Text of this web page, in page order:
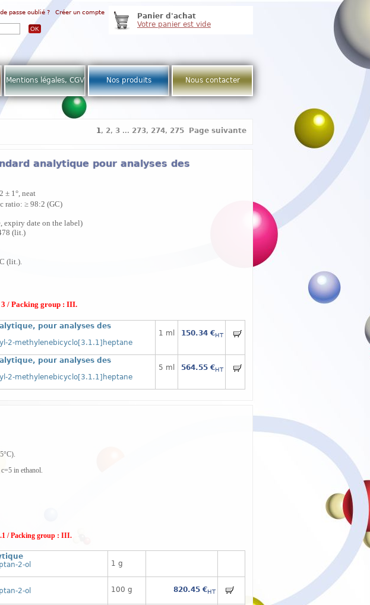
passe oublié ? Créer un compte
Panier d'achat
Votre panier est vide
Mentions légales, CGV Nos produits Nous contacter
1 , 2, 3 ... 273, 274, 275 Page suivante
analytique pour analyses des
± 1°, neat
ratio: ≥ 98:2 (GC)
date on the label)
(lit.)
(lit.).
3 / Packing group : III.
pour analyses des
2-methylenebicyclo[3.1.1]heptane
1 ml 150.34 €HT
pour analyses des
2-methylenebicyclo[3.1.1]heptane
5 ml 564.55 €HT
in ethanol.
/ Packing group : III.
2-ol
1 g
2-ol
100 g 820.45 €HT